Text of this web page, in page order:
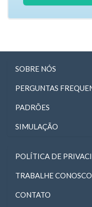
SOBRE NÓS
PERGUNTAS
PADRÕES
SIMULAÇÃO
POLÍTICA DE
TRABALHE CONOSCO
CONTATO